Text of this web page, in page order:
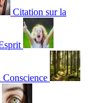
Citation sur la